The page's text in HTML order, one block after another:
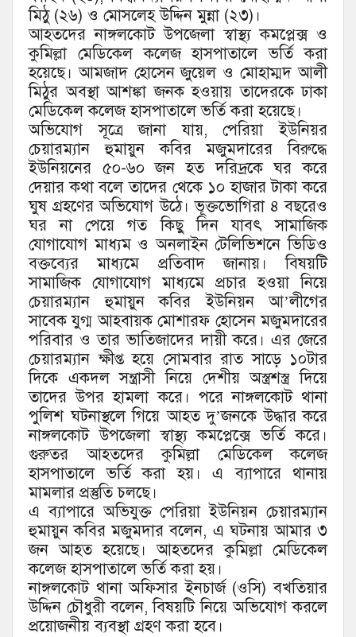
মিঠু (২৬) ও মোসলেহ উদ্দিন মুন্না (২৩)।
আহতদের নাঙ্গলকোট উপজেলা স্বাস্থ্য কমপ্লেক্স ও
কুমিল্লা মেডিকেল কলেজ হাসপাতালে ভর্তি করা
হয়েছে। আমজাদ হোসেন জুয়েল ও মোহাম্মদ আলী
মিঠুর অবস্থা আশঙ্কা জনক হওয়ায় তাদেরকে ঢাকা
মেডিকেল কলেজ হাসপাতালে ভর্তি করা হয়েছে।
অভিযোগ সূত্রে জানা যায়, পেরিয়া ইউনিয়র
চেয়ারম্যান হুমায়ুন কবির মজুমদারের বিরুদ্ধে
ইউনিয়নের ৫০-৬০ জন হত দরিদ্রকে ঘর করে
দেয়ার কথা বলে তাদের থেকে ১০ হাজার টাকা করে
ঘুষ গ্রহণের অভিযোগ উঠে। ভূক্তভোগিরা ৪ বছরেও
ঘর না পেয়ে গত কিছু দিন যাবৎ সামাজিক
যোগাযোগ মাধ্যম ও অনলাইন টেলিভিশনে ভিডিও
বক্তব্যের মাধ্যমে প্রতিবাদ জানায়। বিষয়টি
সামাজিক যোগাযোগ মাধ্যমে প্রচার হওয়া নিয়ে
চেয়ারম্যান হুমায়ুন কবির ইউনিয়ন আ’লীগের
সাবেক যুগ্ম আহবায়ক মোশারফ হোসেন মজুমদারের
পরিবার ও তার ভাতিজাদের দায়ী করে। এর জেরে
চেয়ারম্যান ক্ষীপ্ত হয়ে সোমবার রাত সাড়ে ১০টার
দিকে একদল সন্ত্রাসী নিয়ে দেশীয় অস্ত্রশস্ত্র দিয়ে
তাদের উপর হামলা করে। পরে নাঙ্গলকোট থানা
পুলিশ ঘটনাস্থলে গিয়ে আহত দু’জনকে উদ্ধার করে
নাঙ্গলকোট উপজেলা স্বাস্থ্য কমপ্লেক্সে ভর্তি করে।
গুরুতর আহতদের কুমিল্লা মেডিকেল কলেজ
হাসপাতালে ভর্তি করা হয়। এ ব্যাপারে থানায়
মামলার প্রস্তুতি চলছে।
এ ব্যাপারে অভিযুক্ত পেরিয়া ইউনিয়ন চেয়ারম্যান
হুমায়ুন কবির মজুমদার বলেন, এ ঘটনায় আমার ৩
জন আহত হয়েছে। আহতদের কুমিল্লা মেডিকেল
কলেজ হাসপাতালে ভর্তি করা হয়।
নাঙ্গলকোট থানা অফিসার ইনচার্জ (ওসি) বখতিয়ার
উদ্দিন চৌধুরী বলেন, বিষয়টি নিয়ে অভিযোগ করলে
প্রয়োজনীয় ব্যবস্থা গ্রহণ করা হবে।